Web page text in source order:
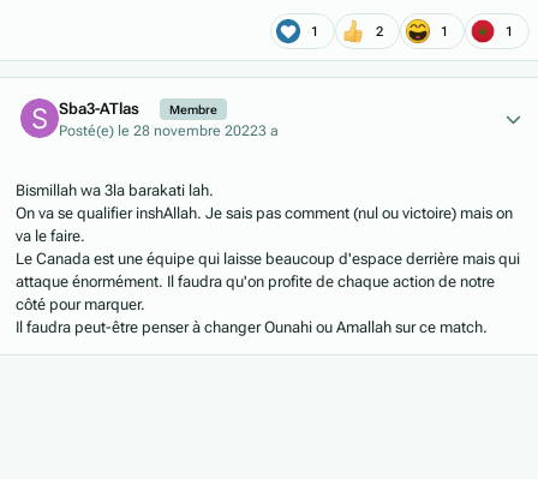
1 2 1 1
Sba3-ATlas Membre
Posté(e) le 28 novembre 20223 a
Bismillah wa 3la barakati lah.
On va se qualifier inshAllah. Je sais pas comment (nul ou victoire) mais on
va le faire.
Le Canada est une équipe qui laisse beaucoup d'espace derrière mais qui
attaque énormément. Il faudra qu'on profite de chaque action de notre
côté pour marquer.
Il faudra peut-être penser à changer Ounahi ou Amallah sur ce match.